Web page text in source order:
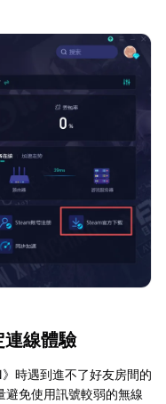
連線體驗
時遇到進不了好友房間的
避免使用訊號較弱的無線